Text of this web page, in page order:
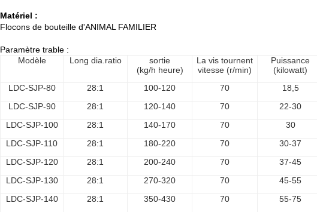
Matériel :
Flocons de bouteille d'ANIMAL FAMILIER
Paramètre trable :
Modèle
Long dia.ratio
sortie
(kg/h heure)
La vis tournent
vitesse (r/min)
Puissance
(kilowatt)
LDC-SJP-80
28:1 100-120 70 18,5
LDC-SJP-90
28:1 120-140 70 22-30
LDC-SJP-100
28:1 140-170 70 30
LDC-SJP-110
28:1 180-220 70 30-37
LDC-SJP-120
28:1 200-240 70 37-45
LDC-SJP-130
28:1 270-320 70 45-55
LDC-SJP-140
28:1 350-430 70 55-75